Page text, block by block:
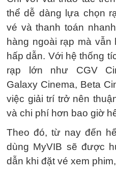
thể dễ dàng lựa chọn
vé và thanh toán
hàng ngoài rạp mà
hấp dẫn. Với hệ thống
rạp lớn như CGV
Galaxy Cinema, Beta
việc giải trí trở nên
và chi phí hơn bao giờ
Theo đó, từ nay đến
dùng MyVIB sẽ được
dẫn khi đặt vé xem